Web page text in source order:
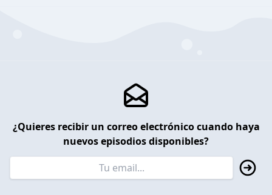
¿Quieres recibir un correo electrónico cuando haya
nuevos episodios disponibles?